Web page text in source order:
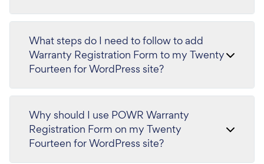
What steps do I need to follow to add
Warranty Registration Form to my Twenty
Fourteen for WordPress site?
Why should I use POWR Warranty
Registration Form on my Twenty
Fourteen for WordPress site?